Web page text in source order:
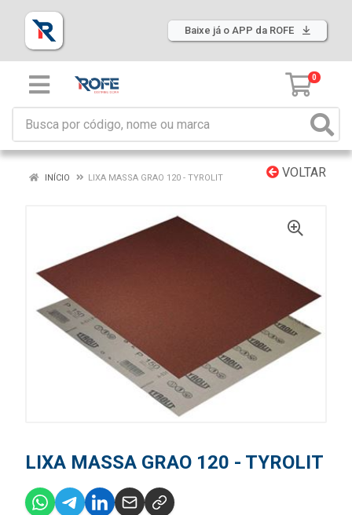
Baixe já o APP da ROFE
0
VOLTAR
INÍCIO LIXA MASSA GRAO 120 - TYROLIT
LIXA MASSA GRAO 120 - TYROLIT